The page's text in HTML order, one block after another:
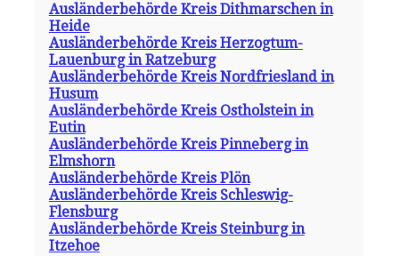
Ausländerbehörde Kreis Dithmarschen in
Heide
Ausländerbehörde Kreis Herzogtum-
Lauenburg in Ratzeburg
Ausländerbehörde Kreis Nordfriesland in
Husum
Ausländerbehörde Kreis Ostholstein in
Eutin
Ausländerbehörde Kreis Pinneberg in
Elmshorn
Ausländerbehörde Kreis Plön
Ausländerbehörde Kreis Schleswig-
Flensburg
Ausländerbehörde Kreis Steinburg in
Itzehoe